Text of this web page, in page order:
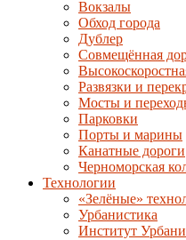
Вокзалы
Обход города
Дублер
Совмещённая
Развязки и
Мосты и
Парковки
Порты и марины
Канатные дороги
Черноморская
Технологии
«Зелёные»
Урбанистика
Институт